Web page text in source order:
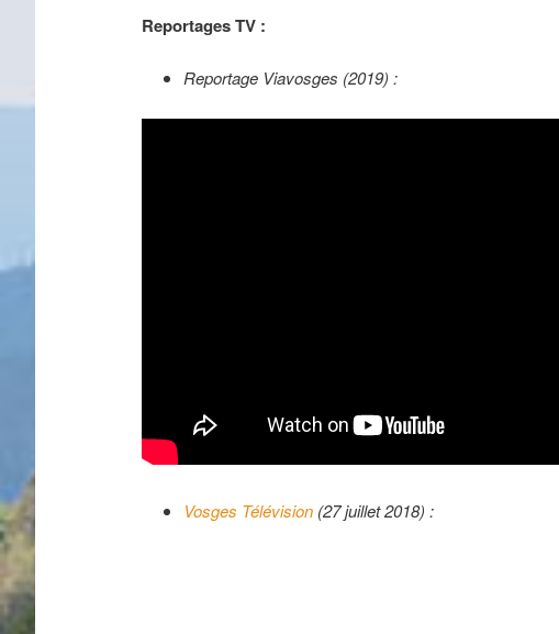
Reportages TV :
Reportage Viavosges (2019) :
Vosges Télévision(27 juillet 2018) :